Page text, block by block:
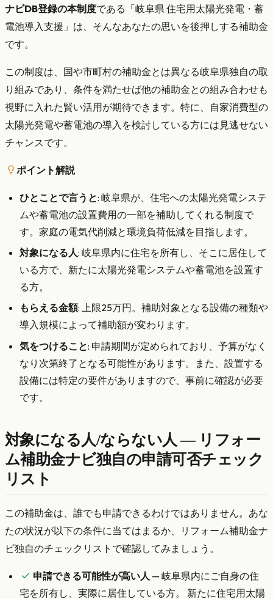
ナビDB登録の本制度である「岐阜県 住宅用太陽光発電・蓄
電池導入支援」は、そんなあなたの思いを後押しする補助金
です。
この制度は、国や市町村の補助金とは異なる岐阜県独自の取
り組みであり、条件を満たせば他の補助金との組み合わせも
視野に入れた賢い活用が期待できます。特に、自家消費型の
太陽光発電や蓄電池の導入を検討している方には見逃せない
チャンスです。
ポイント解説
ひとことで言うと: 岐阜県が、住宅への太陽光発電システ
ムや蓄電池の設置費用の一部を補助してくれる制度で
す。家庭の電気代削減と環境負荷低減を目指します。
対象になる人: 岐阜県内に住宅を所有し、そこに居住して
いる方で、新たに太陽光発電システムや蓄電池を設置す
る方。
もらえる金額: 上限25万円。補助対象となる設備の種類や
導入規模によって補助額が変わります。
気をつけること: 申請期間が定められており、予算がなく
なり次第終了となる可能性があります。また、設置する
設備には特定の要件がありますので、事前に確認が必要
です。
対象になる人/ならない人 — リフォー
ム補助金ナビ独自の申請可否チェック
リスト
この補助金は、誰でも申請できるわけではありません。あな
たの状況が以下の条件に当てはまるか、リフォーム補助金ナ
ビ独自のチェックリストで確認してみましょう。
申請できる可能性が高い人 — 岐阜県内にご自身の住
宅を所有し、実際に居住している方。 新たに住宅用太陽